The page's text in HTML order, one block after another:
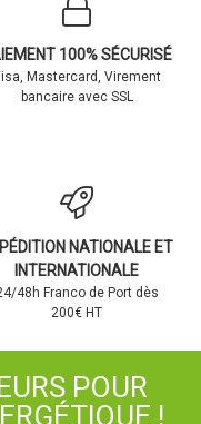
100% SÉCURISÉ
Mastercard, Virement
bancaire avec SSL
NATIONALE ET
INTERNATIONALE
48h Franco de Port dès
200€ HT
POUR
!